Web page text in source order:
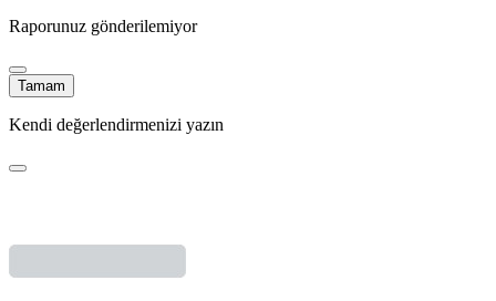
Raporunuz gönderilemiyor
Tamam
Kendi değerlendirmenizi yazın